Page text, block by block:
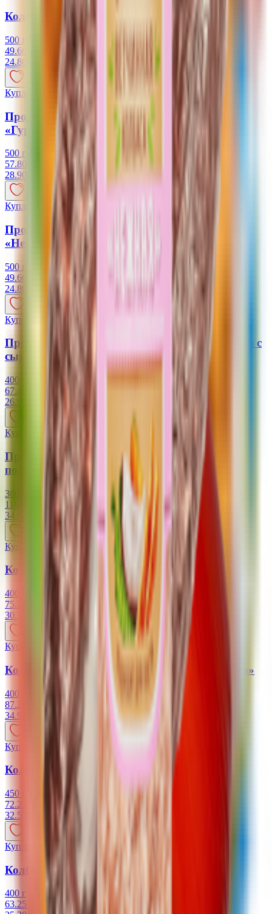
Колбаса Бутербродная "Vego" 500 гр. РФ
500 г
49.60 руб/кг
24.80
Купляйце Беларускае
Продукт растительный Колбаса вареная
«Гурман»«Vego»
500 г
57.80 руб/кг
28.90
Купляйце Беларускае
Продукт растительный Колбаса вареная
«Нежирная»
500 г
49.60 руб/кг
24.80
Купляйце Беларускае
Продукт растительный Колбаса полукопченая с
сыром «Vego»
400 г
67.47 руб/кг
26.99
Купляйце Беларускае
Продукт растительный Колбаса вяленая
полусухая «Брауншвейгская» «Vego»
300 г
116.33 руб/кг
34.90
Купляйце Беларускае
Колбаса полукопченая «Московская» «Vego»
400 г
75.25 руб/кг
30.10
Купляйце Беларускае
Колбаса полукопченая «Деликатесная» «Vego»
400 г
87.25 руб/кг
34.90
Купляйце Беларускае
Колбаса краковская «Vego»
450 г
72.22 руб/кг
32.50
Купляйце Беларускае
Колбаса ветчинная «Нежная» «Vego»
400 г
63.25 руб/кг